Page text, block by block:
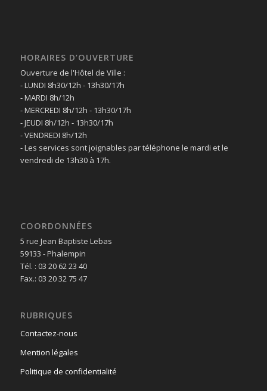
HORAIRES D’OUVERTURE
Ouverture de l'Hôtel de Ville :
- LUNDI 8h30/12h - 13h30/17h
- MARDI 8h/12h
- MERCREDI 8h/12h - 13h30/17h
- JEUDI 8h/12h - 13h30/17h
- VENDREDI 8h/12h
- Les services sont joignables par téléphone le mardi et le
vendredi de 13h30 à 17h.
COORDONNÉES
5 rue Jean Baptiste Lebas
59133 - Phalempin
Tél. : 03 20 62 23 40
Fax.: 03 20 32 75 47
RUBRIQUES
Contactez-nous
Mention légales
Politique de confidentialité